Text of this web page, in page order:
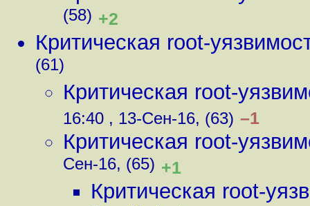
(58) +2
Критическая root-
(61)
Критическая root-
16:40 , 13-Сен-16, (63) –1
Критическая root-
Сен-16, (65) +1
Критическая root-